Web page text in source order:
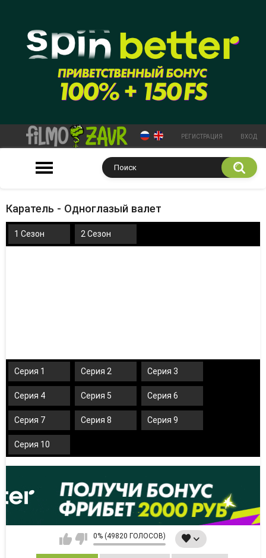
РЕГИСТРАЦИЯ ВХОД
Каратель - Одноглазый валет
1 Сезон 2 Сезон
Серия 1 Серия 2 Серия 3
Серия 4 Серия 5 Серия 6
Серия 7 Серия 8 Серия 9
Серия 10
0% (49820 ГОЛОСОВ)